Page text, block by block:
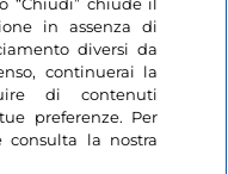
in assenza di
diversi da
continuerai la
di contenuti
preferenze. Per
consulta la nostra